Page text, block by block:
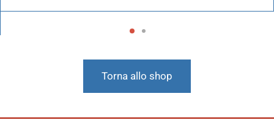
Torna allo shop